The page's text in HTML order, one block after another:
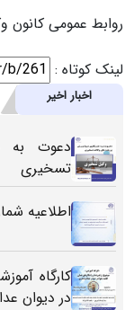
روابط عمومی کانون
لینک کوتاه :
اخبار اخیر
تسخیری
اطلاعیه شماره 1 کمیسیون
کارگاه
در دیوان